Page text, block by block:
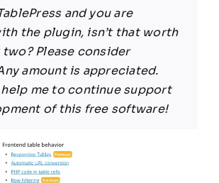
and you are
the plugin, isn’t that worth
Please consider
amount is appreciated.
me to continue support
of this free software!